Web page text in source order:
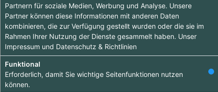
Hebe dich ab von
anderen ab und
bringe deinen
Firmeneintrag ganz
Bestelle jetzt dein
Partnern für soziale Medien, Werbung und Analyse. Unsere
Partner können diese Informationen mit anderen Daten
kombinieren, die zur Verfügung gestellt wurden oder die sie im
Rahmen Ihrer Nutzung der Dienste gesammelt haben. Unser
Impressum und Datenschutz & Richtlinien
Funktional
Erforderlich, damit Sie wichtige Seitenfunktionen nutzen
können.